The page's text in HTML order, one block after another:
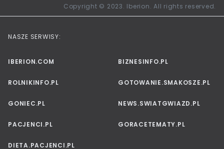
Copyright © 2023. Iberion. All rights reserved.
NASZE SERWISY:
IBERION.COM BIZNESINFO.PL
ROLNIKINFO.PL GOTOWANIE.SMAKOSZE.PL
GONIEC.PL NEWS.SWIATGWIAZD.PL
PACJENCI.PL GORACETEMATY.PL
DIETA.PACJENCI.PL